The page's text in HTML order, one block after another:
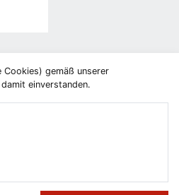
gemäß unserer
einverstanden.